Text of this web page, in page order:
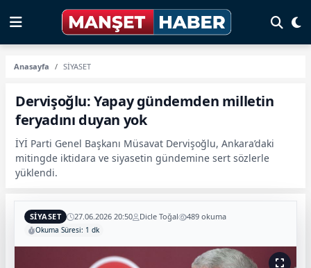
Anasayfa SİYASET
Dervişoğlu: Yapay gündemden milletin
feryadını duyan yok
İYİ Parti Genel Başkanı Müsavat Dervişoğlu, Ankara’daki
mitingde iktidara ve siyasetin gündemine sert sözlerle
yüklendi.
SİYASET 27.06.2026 20:50 Dicle Toğal 489 okuma
Okuma Süresi: 1 dk